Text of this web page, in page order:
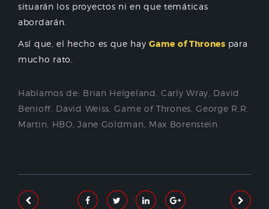
situarán los proyectos ni en que temáticas
abordarán.
Así que, el hecho es que hayGame of Thrones para
mucho rato.
Hablamos de: Brian Helgeland ,Carly Wray David
Benioff, David Weiss ,Game of Thrones ,George R.R.
Martin
HBO ,Jane Goldman Max Borenstein